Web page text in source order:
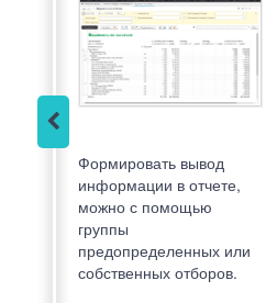
Формировать вывод
информации в отчете,
можно с помощью
группы
предопределенных или
собственных отборов.